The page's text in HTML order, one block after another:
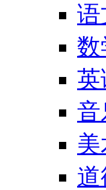
语
数
英
音